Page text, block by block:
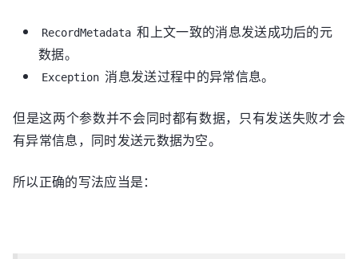
RecordMetadata 和上文一致的消息发送成功后的元
数据。
Exception 消息发送过程中的异常信息。
但是这两个参数并不会同时都有数据，只有发送失败才会
有异常信息，同时发送元数据为空。
所以正确的写法应当是：